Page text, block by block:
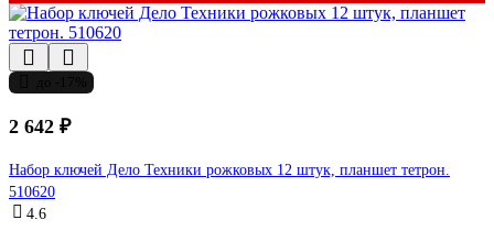
2 642 ₽
Набор ключей Дело Техники рожковых 12 штук, планшет тетрон.
510620
4.6